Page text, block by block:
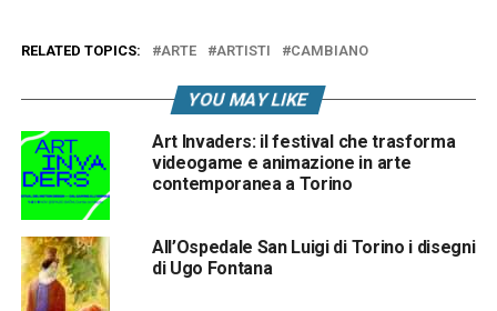
RELATED TOPICS: ARTE ARTISTI CAMBIANO
YOU MAY LIKE
Art Invaders: il festival che trasforma
videogame e animazione in arte
contemporanea a Torino
All’Ospedale San Luigi di Torino i disegni
di Ugo Fontana